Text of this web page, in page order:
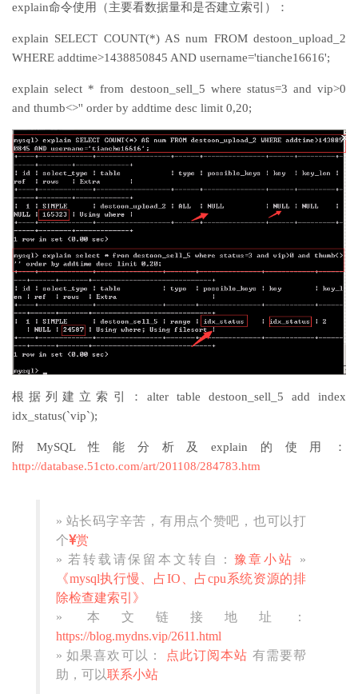
explain命令使用（主要看数据量和是否建立索引）：
explain SELECT COUNT(*) AS num FROM destoon_upload_2
WHERE addtime>1438850845 AND username='tianche16616';
explain select * from destoon_sell_5 where status=3 and vip>0
and thumb<>'' order by addtime desc limit 0,20;
根据列建立索引：alter table destoon_sell_5 add index
idx_status(`vip`);
附MySQL性能分析及explain的使用：
http://database.51cto.com/art/201108/284783.htm
» 站长码字辛苦，有用点个赞吧，也可以打
个 赏
» 若转载请保留本文转自： 豫章小站
»
《mysql执行慢、占IO、占cpu系统资源的排
除检查建索引》
» 本文链接地址：
https://blog.mydns.vip/2611.html
» 如果喜欢可以：
点此订阅本站 有需要帮
助，可以联系小站